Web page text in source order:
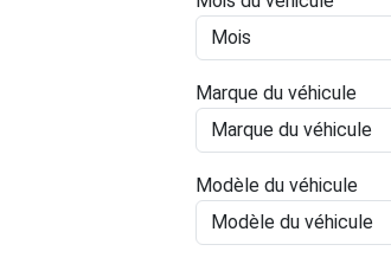
Marque du véhicule
Modèle du véhicule